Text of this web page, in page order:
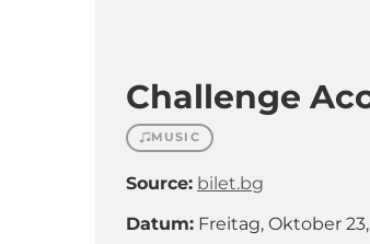
Challenge
MUSIC
Source: bilet.bg
Datum: Freitag, Oktober